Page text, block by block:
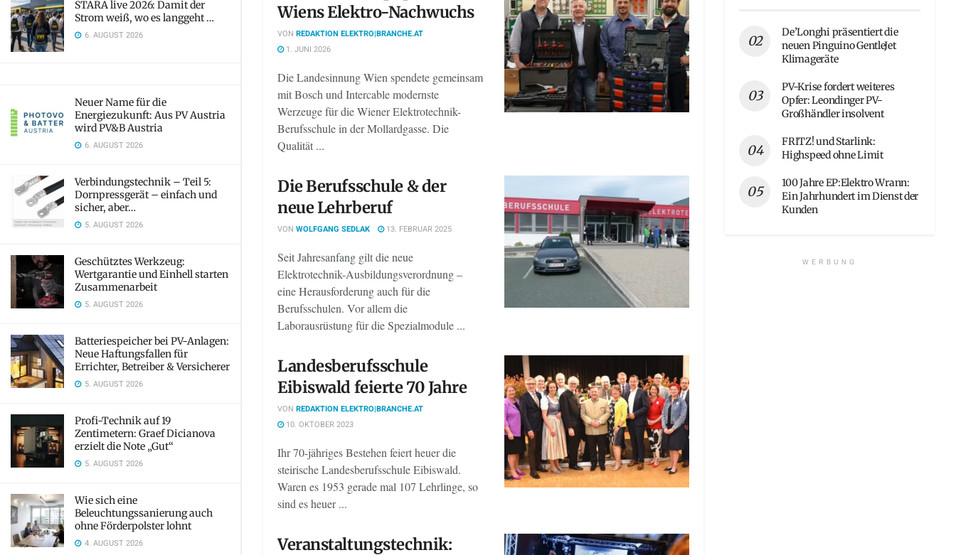
STARA live 2026: Damit der
Strom weiß, wo es langgeht …
6. AUGUST 2026
Neuer Name für die
Energiezukunft: Aus PV Austria
wird PV&B Austria
6. AUGUST 2026
Verbindungstechnik – Teil 5:
Dornpressgerät – einfach und
sicher, aber…
5. AUGUST 2026
Geschütztes Werkzeug:
Wertgarantie und Einhell starten
Zusammenarbeit
5. AUGUST 2026
Batteriespeicher bei PV-Anlagen:
Neue Haftungsfallen für
Errichter, Betreiber & Versicherer
5. AUGUST 2026
Profi-Technik auf 19
Zentimetern: Graef Dicianova
erzielt die Note „Gut“
5. AUGUST 2026
Wie sich eine
Beleuchtungssanierung auch
ohne Förderpolster lohnt
4. AUGUST 2026
Wiens Elektro-Nachwuchs
VON REDAKTION ELEKTRO|BRANCHE.AT
1. JUNI 2026
Die Landesinnung Wien spendete gemeinsam
mit Bosch und Intercable modernste
Werzeuge für die Wiener Elektrotechnik-
Berufsschule in der Mollardgasse. Die
Qualität ...
Die Berufsschule & der
neue Lehrberuf
VON WOLFGANG SEDLAK 13. FEBRUAR 2025
Seit Jahresanfang gilt die neue
Elektrotechnik-Ausbildungsverordnung –
eine Herausforderung auch für die
Berufsschulen. Vor allem die
Laborausrüstung für die Spezialmodule ...
Landesberufsschule
Eibiswald feierte 70 Jahre
VON REDAKTION ELEKTRO|BRANCHE.AT
10. OKTOBER 2023
Ihr 70-jähriges Bestehen feiert heuer die
steirische Landesberufsschule Eibiswald.
Waren es 1953 gerade mal 107 Lehrlinge, so
sind es heuer ...
Veranstaltungstechnik:
De’Longhi präsentiert die
neuen Pinguino GentleJet
Klimageräte
PV-Krise fordert weiteres
Opfer: Leondinger PV-
Großhändler insolvent
FRITZ! und Starlink:
Highspeed ohne Limit
100 Jahre EP:Elektro Wrann:
Ein Jahrhundert im Dienst der
Kunden
WERBUNG